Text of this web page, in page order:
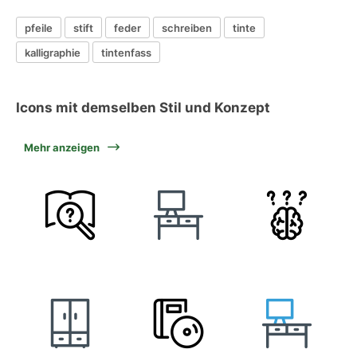
pfeile stift feder schreiben
tinte
kalligraphie
tintenfass
Icons mit demselben Stil und Konzept
Mehr anzeigen